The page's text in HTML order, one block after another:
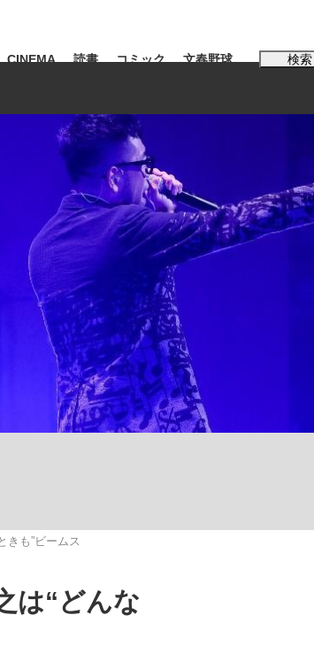
まま解散」WBC日本代表“敗戦”の真実 選手が明かす...
観る将棋、読む将棋
CINEMA 読書 コミック 文春野球 検索
#内田有紀
#松田聖子
きも”ビームス
は“どんな